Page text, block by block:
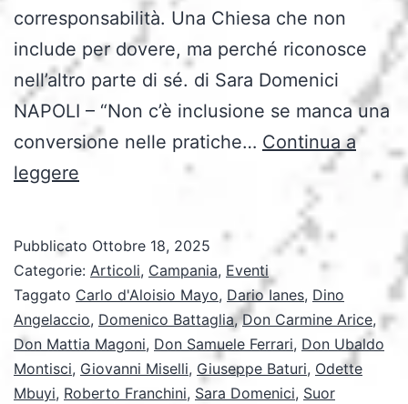
corresponsabilità. Una Chiesa che non
include per dovere, ma perché riconosce
nell’altro parte di sé. di Sara Domenici
NAPOLI – “Non c’è inclusione se manca una
conversione nelle pratiche… Continua a
leggere
il
Convegno
CEI
che
riscrive
Pubblicato Ottobre 18, 2025
Categorie: Articoli, Campania, Eventi
Taggato Carlo d'Aloisio Mayo, Dario Ianes, Dino
Angelaccio, Domenico Battaglia,Don Carmine Arice,
Don Mattia Magoni, Don Samuele Ferrari, Don Ubaldo
Montisci, Giovanni Miselli, Giuseppe Baturi, Odette
Mbuyi, Roberto Franchini, Sara Domenici, Suor